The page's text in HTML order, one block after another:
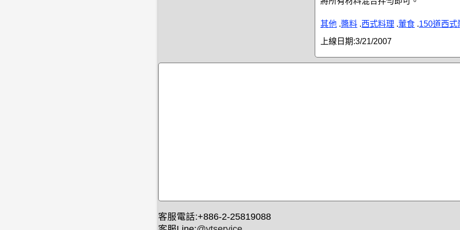
其他 .醬料 .西式料理 .葷食 .150道西式
上線日期:3/21/2007
客服電話:+886-2-25819088